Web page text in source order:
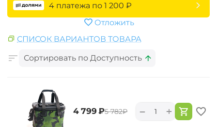
4 платежа по 1 200 ₽
Отложить
СПИСОК ВАРИАНТОВ ТОВАРА
Сортировать по Доступность
‍4 799‍ ₽‍5 782‍₽ +
−